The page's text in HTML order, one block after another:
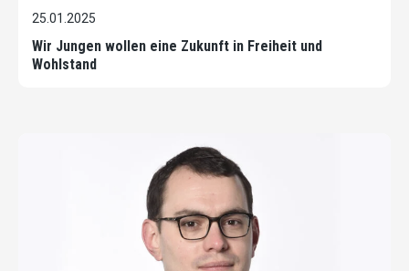
25.01.2025
Wir Jungen wollen eine Zukunft in Freiheit und
Wohlstand